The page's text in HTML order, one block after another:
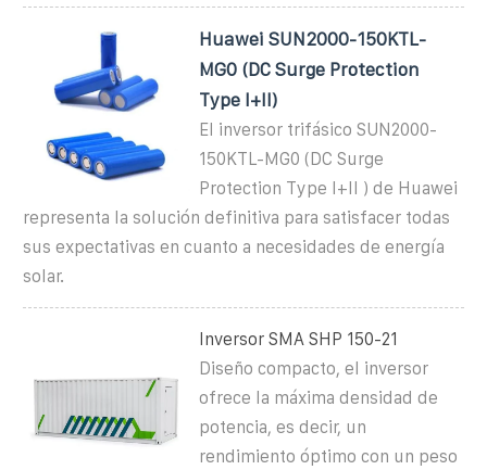
Huawei SUN2000-150KTL-
MG0 (DC Surge Protection
Type I+II)
El inversor trifásico SUN2000-
150KTL-MG0 (DC Surge
Protection Type I+II ) de Huawei
representa la solución definitiva para satisfacer todas
sus expectativas en cuanto a necesidades de energía
solar.
Inversor SMA SHP 150-21
Diseño compacto, el inversor
ofrece la máxima densidad de
potencia, es decir, un
rendimiento óptimo con un peso